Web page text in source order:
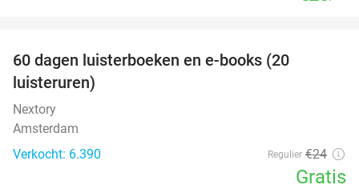
60 dagen luisterboeken en e-books (20
luisteruren)
Nextory
Amsterdam
Verkocht: 6.390
Regulier €24
Gratis